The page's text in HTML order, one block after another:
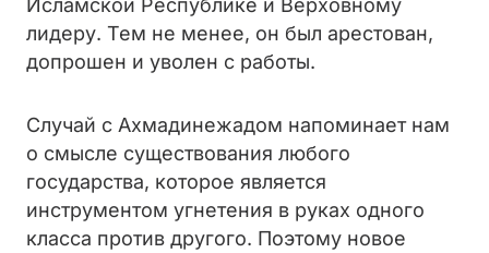
Исламской Республике и Верховному
лидеру. Тем не менее, он был арестован,
допрошен и уволен с работы.
Случай с Ахмадинежадом напоминает нам
о смысле существования любого
государства, которое является
инструментом угнетения в руках одного
класса против другого. Поэтому новое